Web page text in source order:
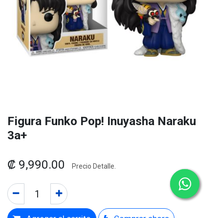
Figura Funko Pop! Inuyasha Naraku
3a+
₡ 9,990.00 Precio Detalle.